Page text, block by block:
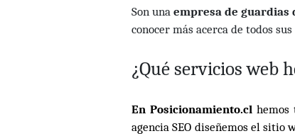
Son unaempresa de guardias
conocer más acerca de todos
¿Qué servicios web
En Posicionamiento.cl hemos
agencia SEO diseñemos el sitio